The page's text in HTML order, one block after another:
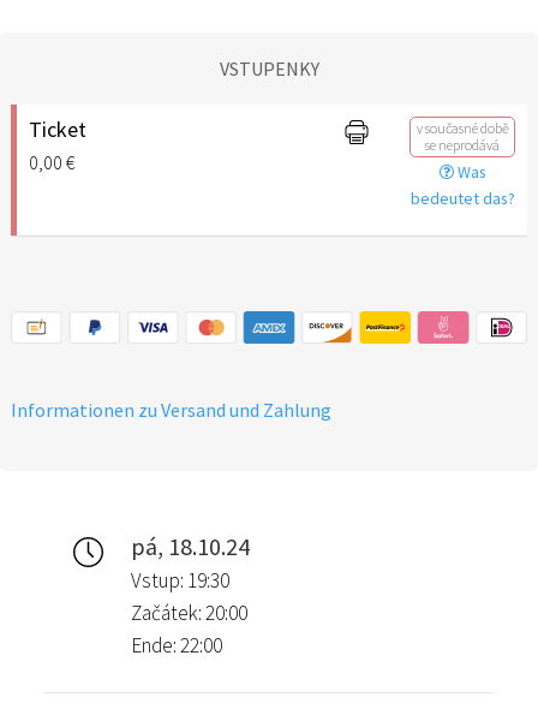
VSTUPENKY
Ticket
0,00 €
v současné době
se neprodává
Was
bedeutet das?
Informationen zu Versand und Zahlung
pá, 18.10.24
Vstup: 19:30
Začátek: 20:00
Ende: 22:00